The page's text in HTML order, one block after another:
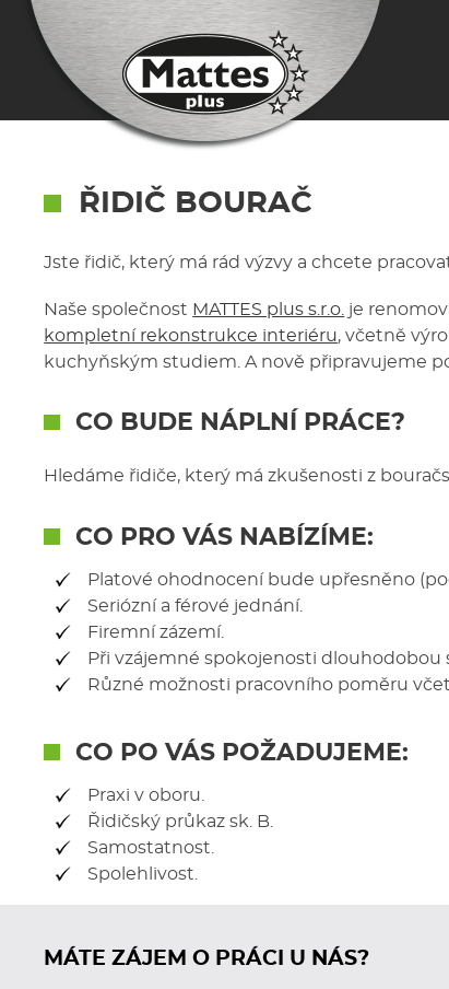
ŘIDIČ BOURAČ
Jste řidič, který má rád výzvy a chcete
Naše společnost MATTES plus s.r.o. je
kompletní rekonstrukce interiéru, včetně
kuchyňským studiem. A nově připravujeme
CO BUDE NÁPLNÍ PRÁCE?
Hledáme řidiče, který má zkušenosti z
CO PRO VÁS NABÍZÍME:
Platové ohodnocení bude upřesněno
Seriózní a férové jednání.
Firemní zázemí.
Při vzájemné spokojenosti dlouhodobou
Různé možnosti pracovního poměru
CO PO VÁS POŽADUJEME:
Praxi v oboru.
Řidičský průkaz sk. B.
Samostatnost.
Spolehlivost.
MÁTE ZÁJEM O PRÁCI U NÁS?